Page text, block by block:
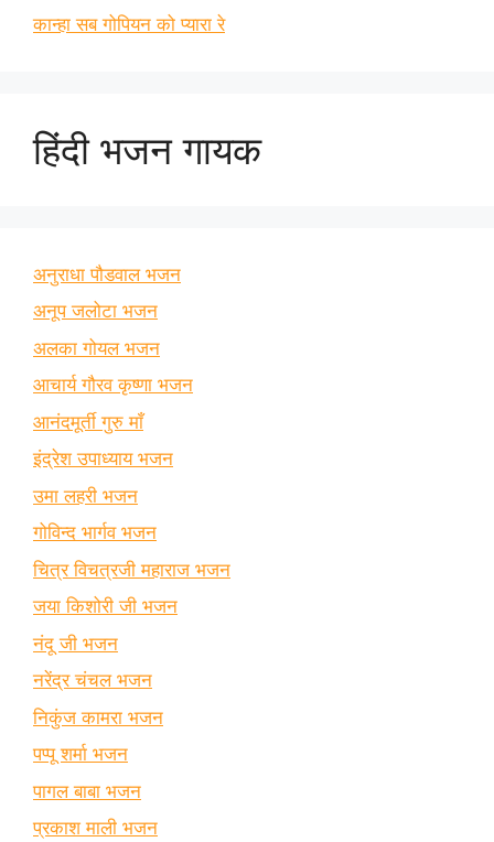
कान्हा सब गोपियन को प्यारा रे
हिंदी भजन गायक
अनुराधा पौडवाल भजन
अनूप जलोटा भजन
अलका गोयल भजन
आचार्य गौरव कृष्णा भजन
आनंदमूर्ती गुरु माँ
इंद्रेश उपाध्याय भजन
उमा लहरी भजन
गोविन्द भार्गव भजन
चित्र विचत्रजी महाराज भजन
जया किशोरी जी भजन
नंदू जी भजन
नरेंद्र चंचल भजन
निकुंज कामरा भजन
पप्पू शर्मा भजन
पागल बाबा भजन
प्रकाश माली भजन